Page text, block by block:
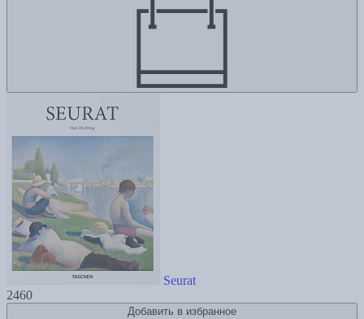
Seurat
2460
Добавить в избранное